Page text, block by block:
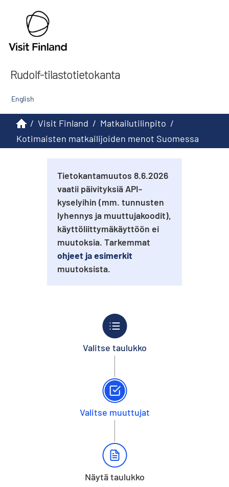
Rudolf-tilastotietokanta
English
/ Visit Finland / Matkailutilinpito /
Kotimaisten matkailijoiden menot Suomessa
Tietokantamuutos 8.6.2026
vaatii päivityksiä API-
kyselyihin (mm. tunnusten
lyhennys ja muuttujakoodit),
käyttöliittymäkäyttöön ei
muutoksia. Tarkemmat
ohjeet ja esimerkit
muutoksista.
Valitse taulukko
Valitse muuttujat
Näytä taulukko